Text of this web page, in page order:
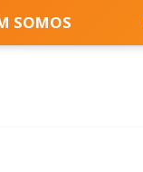
SOMOS